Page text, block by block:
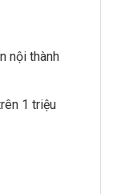
nội thành
1 triệu